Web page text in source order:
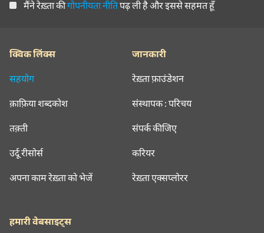
मैंने रेख़्ता कीगोपनीयता नीतिपढ़ ली है और इससे सहमत हूँ
क्विक लिंक्स
सहयोग
क़ाफ़िया शब्दकोश
तक़्ती
उर्दू रीसोर्स
अपना काम रेख़्ता को भेजें
जानकारी
रेख़्ता फ़ाउंडेशन
संस्थापक : परिचय
संपर्क कीजिए
करियर
रेख़्ता एक्सप्लोरर
हमारी वेबसाइट्स